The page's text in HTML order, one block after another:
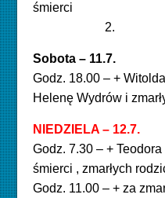
śmierci
2.
Sobota – 11.7.
Godz. 18.00 – +
Helenę Wydrów i
NIEDZIELA – 12.7.
Godz. 7.30 – +
śmierci , zmarłych
Godz. 11.00 – + za